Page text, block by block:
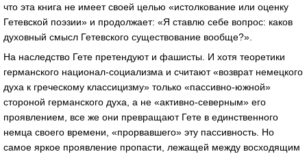
что эта книга не имеет своей целью «истолкование или оценку
Гетевской поэзии» и продолжает: «Я ставлю себе вопрос: каков
духовный смысл Гетевского существование вообще?».
На наследство Гете претендуют и фашисты. И хотя теоретики
германского национал-социализма и считают «возврат немецкого
духа к греческому классицизму» только «пассивно-южной»
стороной германского духа, а не «активно-северным» его
проявлением, все же они превращают Гете в единственного
немца своего времени, «прорвавшего» эту пассивность. Но
самое яркое проявление пропасти, лежащей между восходящим